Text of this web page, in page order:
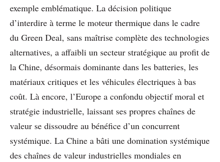
exemple emblématique. La décision politique
d’interdire à terme le moteur thermique dans le cadre
du Green Deal, sans maîtrise complète des technologies
alternatives, a affaibli un secteur stratégique au profit de
la Chine, désormais dominante dans les batteries, les
matériaux critiques et les véhicules électriques à bas
coût. Là encore, l’Europe a confondu objectif moral et
stratégie industrielle, laissant ses propres chaînes de
valeur se dissoudre au bénéfice d’un concurrent
systémique. La Chine a bâti une domination systémique
des chaînes de valeur industrielles mondiales en